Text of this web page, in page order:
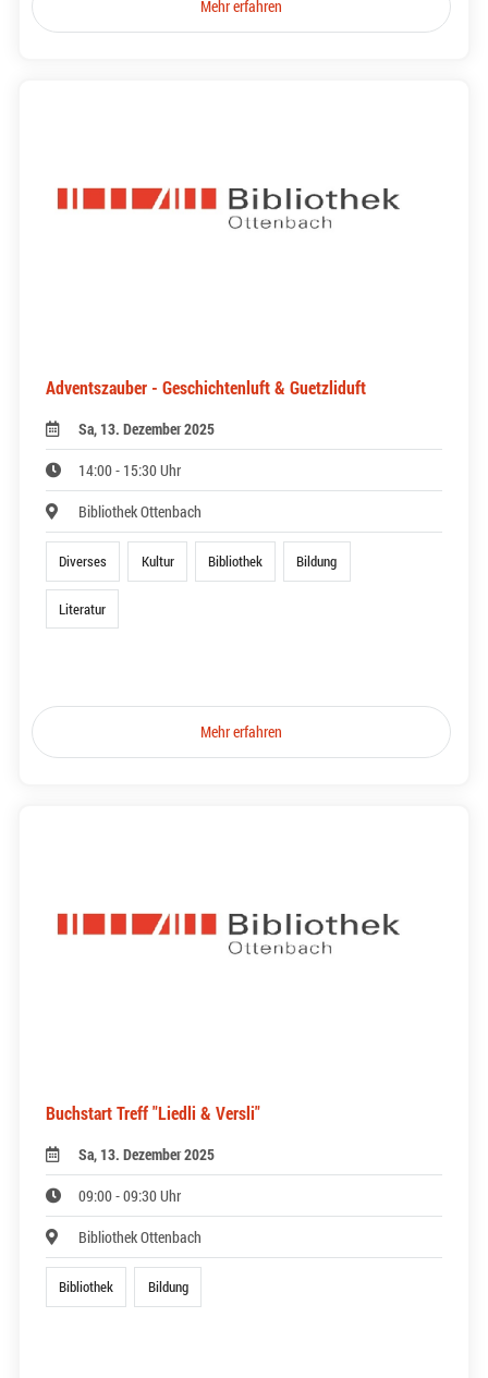
Mehr erfahren
Adventszauber - Geschichtenluft & Guetzliduft
Sa, 13. Dezember 2025
14:00 - 15:30 Uhr
Bibliothek Ottenbach
Diverses Kultur Bibliothek Bildung
Literatur
Mehr erfahren
Buchstart Treff "Liedli & Versli"
Sa, 13. Dezember 2025
09:00 - 09:30 Uhr
Bibliothek Ottenbach
Bibliothek Bildung